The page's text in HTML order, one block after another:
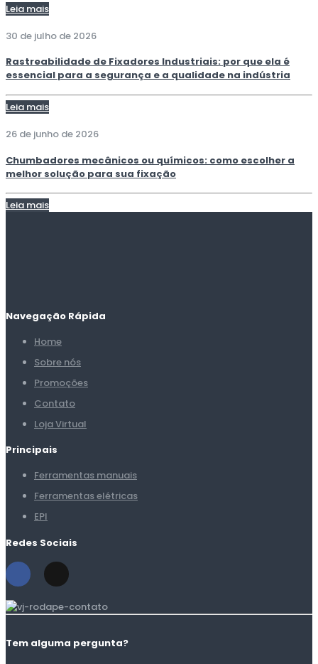
Leia mais
30 de julho de 2026
Rastreabilidade de Fixadores Industriais: por que ela é
essencial para a segurança e a qualidade na indústria
Leia mais
26 de junho de 2026
Chumbadores mecânicos ou químicos: como escolher a
melhor solução para sua fixação
Leia mais
Navegação Rápida
Home
Sobre nós
Promoções
Contato
Loja Virtual
Principais
Ferramentas manuais
Ferramentas elétricas
EPI
Redes Sociais
Tem alguma pergunta?